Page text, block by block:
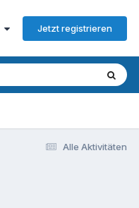
Jetzt registrieren
Alle Aktivitäten